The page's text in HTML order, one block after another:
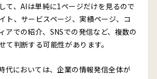
て、AIは単純に1ページだけを見るので
ト、サービスページ、実績ページ、コ
アでの紹介、SNSでの発信など、複数の
て判断する可能性があります。
代においては、企業の情報発信全体が